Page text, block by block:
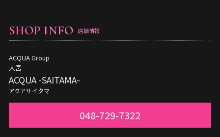
SHOP INFO 店舗情報
ACQUA Group
大宮
ACQUA -SAITAMA-
アクアサイタマ
048-729-7322